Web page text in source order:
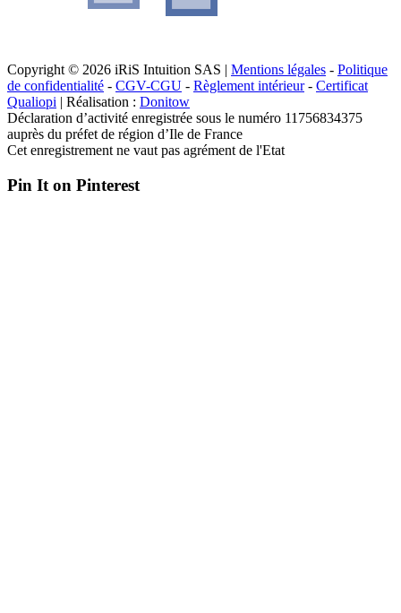
Copyright © 2026 iRiS Intuition SAS | Mentions légales - Politique
de confidentialité - CGV-CGU - Règlement intérieur- Certificat
Qualiopi | Réalisation : Donitow
Déclaration d’activité enregistrée sous le numéro 11756834375
auprès du préfet de région d’Ile de France
Cet enregistrement ne vaut pas agrément de l'Etat
Pin It on Pinterest